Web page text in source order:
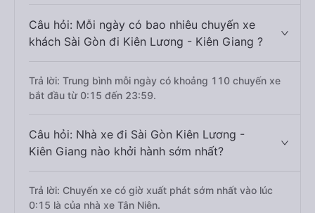
Câu hỏi: Mỗi ngày có bao nhiêu chuyến xe
khách Sài Gòn đi Kiên Lương - Kiên Giang ?
Trả lời: Trung bình mỗi ngày có khoảng 110 chuyến xe
bắt đầu từ 0:15 đến 23:59.
Câu hỏi: Nhà xe đi Sài Gòn Kiên Lương -
Kiên Giang nào khởi hành sớm nhất?
Trả lời: Chuyến xe có giờ xuất phát sớm nhất vào lúc
0:15 là của nhà xe Tân Niên.